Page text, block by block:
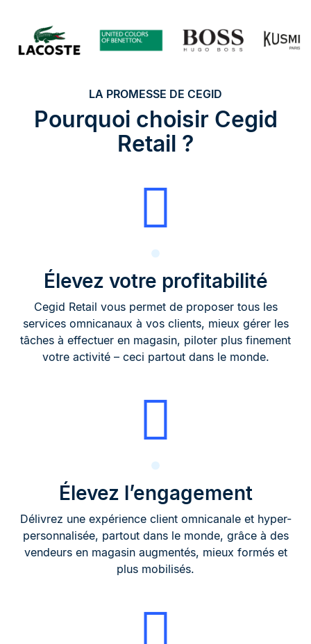
LA PROMESSE DE CEGID
Pourquoi choisir Cegid
Retail ?
Élevez votre profitabilité
Cegid Retail vous permet de proposer tous les
services omnicanaux à vos clients, mieux gérer les
tâches à effectuer en magasin, piloter plus finement
votre activité – ceci partout dans le monde.​
Élevez l’engagement
Délivrez une expérience client omnicanale et hyper-
personnalisée, partout dans le monde, grâce à des
vendeurs en magasin augmentés, mieux formés et
plus mobilisés.